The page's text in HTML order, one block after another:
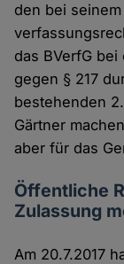
den bei
das BVerfG
gegen § 217
bestehenden
Gärtner
aber für das
Öffentliche
Zulassung
Am 20.7.2017